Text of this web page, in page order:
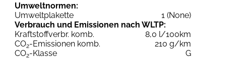
Umweltnormen:
Umweltplakette
1 (None)
Verbrauch und Emissionen nach WLTP:
Kraftstoffverbr. komb.
8,0 l/100km
CO2-Emissionen komb.
210 g/km
CO2-Klasse
G